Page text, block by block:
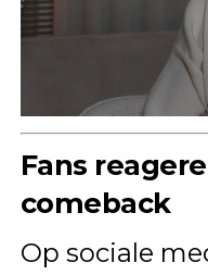
Fans
comeback
Op sociale